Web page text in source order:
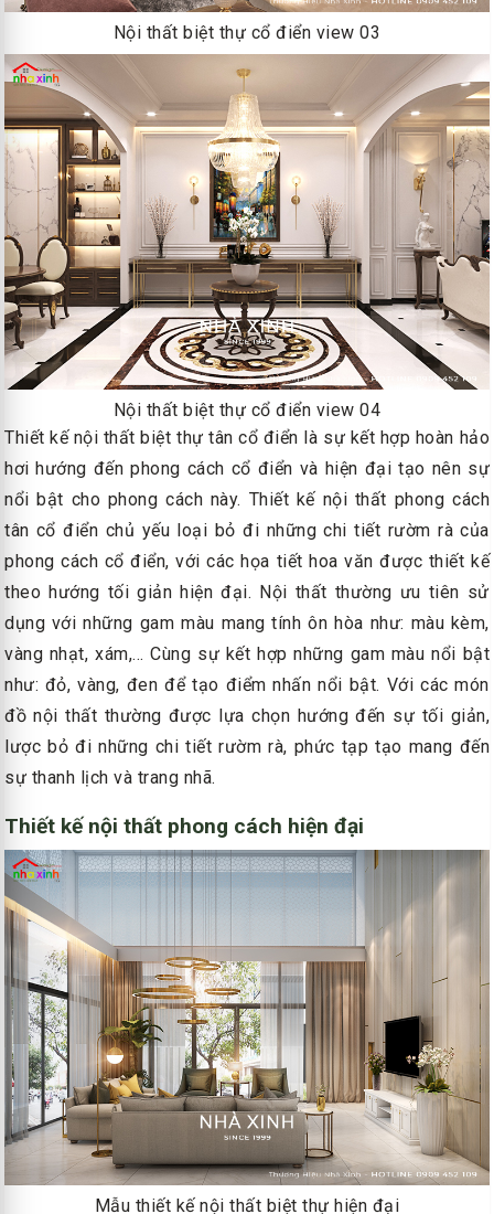
Nội thất biệt thự cổ điển view 03
Nội thất biệt thự cổ điển view 04
Thiết kế nội thất biệt thự tân cổ điển là sự kết hợp hoàn hảo
hơi hướng đến phong cách cổ điển và hiện đại tạo nên sự
nổi bật cho phong cách này. Thiết kế nội thất phong cách
tân cổ điển chủ yếu loại bỏ đi những chi tiết rườm rà của
phong cách cổ điển, với các họa tiết hoa văn được thiết kế
theo hướng tối giản hiện đại. Nội thất thường ưu tiên sử
dụng với những gam màu mang tính ôn hòa như: màu kèm,
vàng nhạt, xám,… Cùng sự kết hợp những gam màu nổi bật
như: đỏ, vàng, đen để tạo điểm nhấn nổi bật. Với các món
đồ nội thất thường được lựa chọn hướng đến sự tối giản,
lược bỏ đi những chi tiết rườm rà, phức tạp tạo mang đến
sự thanh lịch và trang nhã.
Thiết kế nội thất phong cách hiện đại
Mẫu thiết kế nội thất biệt thự hiện đại